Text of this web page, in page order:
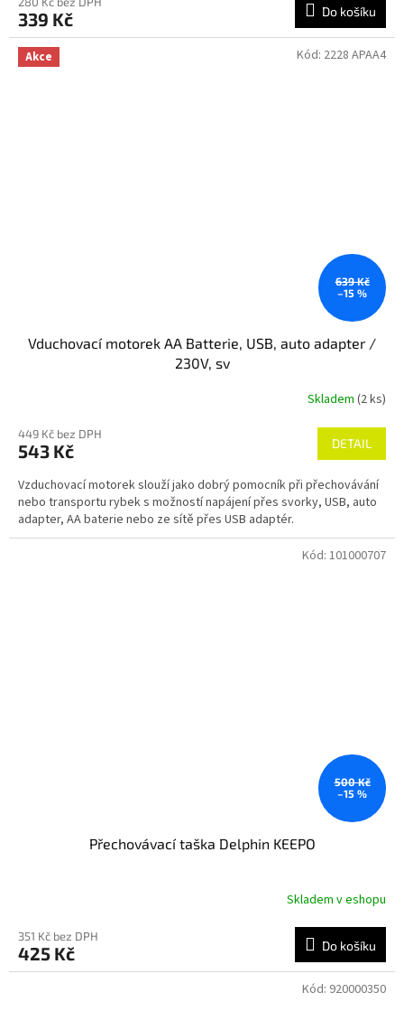
je
5,0
5
339 Kč Do košíku
Akce
639 Kč
–15 %
Vduchovací motorek AA Batterie, USB, auto adapter /
230V, sv
Skladem (2 ks)
449 Kč bez DPH
543 Kč DETAIL
Vzduchovací motorek slouží jako dobrý pomocník při přechovávání
nebo transportu rybek s možností napájení přes svorky, USB, auto
adapter, AA baterie nebo ze sítě přes USB adaptér.
Kód: 2228 APAA4
500 Kč
–15 %
Přechovávací taška Delphin KEEPO
Skladem v eshopu
351 Kč bez DPH
425 Kč Do košíku
Kód: 101000707
Kód: 920000350